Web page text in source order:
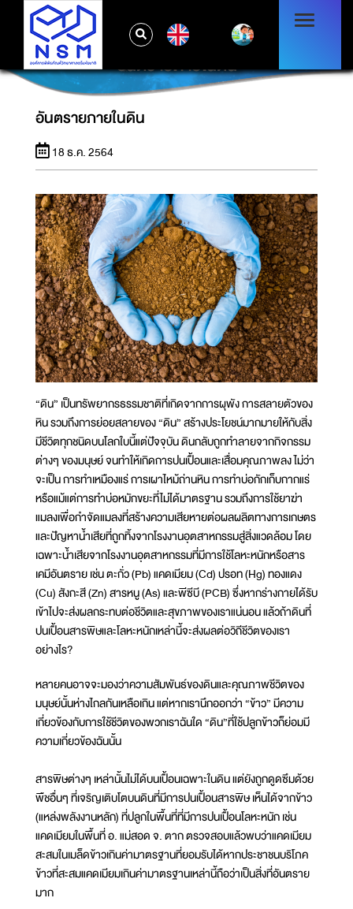
อันตรายภายในดิน
อันตรายภายในดิน
18 ธ.ค. 2564
“ดิน” เป็นทรัพยากรธรรมชาติที่เกิดจากการผุพัง การสลายตัวของ
หิน รวมถึงการย่อยสลายของ “ดิน” สร้างประโยชน์มากมายให้กับสิ่ง
มีชีวิตทุกชนิดบนโลกใบนี้แต่ปัจจุบัน ดินกลับถูกทำลายจากกิจกรรม
ต่างๆ ของมนุษย์ จนทำให้เกิดการปนเปื้อนและเสื่อมคุณภาพลง ไม่ว่า
จะเป็น การทำเหมืองแร่ การเผาไหม้ถ่านหิน การทำบ่อกักเก็บกากแร่
หรือแม้แต่การทำบ่อหมักขยะที่ไม่ได้มาตรฐาน รวมถึงการใช้ยาฆ่า
แมลงเพื่อกำจัดแมลงที่สร้างความเสียหายต่อผลผลิตทางการเกษตร
และปัญหาน้ำเสียที่ถูกทิ้งจากโรงงานอุตสาหกรรมสู่สิ่งแวดล้อม โดย
เฉพาะน้ำเสียจากโรงงานอุตสาหกรรมที่มีการใช้โลหะหนักหรือสาร
เคมีอันตราย เช่น ตะกั่ว (Pb) แคดเมียม (Cd) ปรอท (Hg) ทองแดง
(Cu) สังกะสี (Zn) สารหนู (As) และพีซีบี (PCB) ซึ่งหากร่างกายได้รับ
เข้าไปจะส่งผลกระทบต่อชีวิตและสุขภาพของเราแน่นอน แล้วถ้าดินที่
ปนเปื้อนสารพิษและโลหะหนักเหล่านี้จะส่งผลต่อวิถีชีวิตของเรา
อย่างไร?
หลายคนอาจจะมองว่าความสัมพันธ์ของดินและคุณภาพชีวิตของ
มนุษย์นั้นห่างไกลกันเหลือเกิน แต่หากเรานึกออกว่า “ข้าว” มีความ
เกี่ยวข้องกับการใช้ชีวิตของพวกเราฉันใด “ดิน”ที่ใช้ปลูกข้าวก็ย่อมมี
ความเกี่ยวข้องฉันนั้น
สารพิษต่างๆ เหล่านั้นไม่ได้บนเปื้อนเฉพาะในดิน แต่ยังถูกดูดซึมด้วย
พืชอื่นๆ ที่เจริญเติบโตบนดินที่มีการปนเปื้อนสารพิษ เห็นได้จากข้าว
(แหล่งพลังงานหลัก) ที่ปลูกในพื้นที่ที่มีการปนเปื้อนโลหะหนัก เช่น
แคดเมียมในพื้นที่ อ. แม่สอด จ. ตาก ตรวจสอบแล้วพบว่าแคดเมียม
สะสมในเมล็ดข้าวเกินค่ามาตรฐานที่ยอมรับได้หากประชาชนบริโภค
ข้าวที่สะสมแคดเมียมเกินค่ามาตรฐานเหล่านี้ถือว่าเป็นสิ่งที่อันตราย
มาก